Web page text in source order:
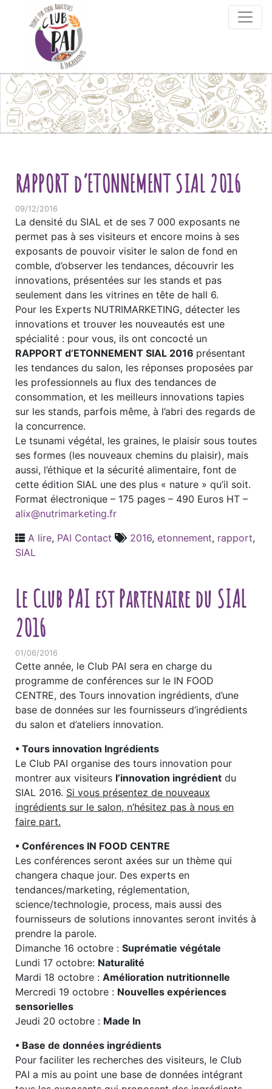
Skip to content
RAPPORT d’ETONNEMENT SIAL 2016
09/12/2016
La densité du SIAL et de ses 7 000 exposants ne
permet pas à ses visiteurs et encore moins à ses
exposants de pouvoir visiter le salon de fond en
comble, d’observer les tendances, découvrir les
innovations, présentées sur les stands et pas
seulement dans les vitrines en tête de hall 6.
Pour les Experts NUTRIMARKETING, détecter les
innovations et trouver les nouveautés est une
spécialité : pour vous, ils ont concocté un
RAPPORT d’ETONNEMENT SIAL 2016 présentant
les tendances du salon, les réponses proposées par
les professionnels au flux des tendances de
consommation, et les meilleurs innovations tapies
sur les stands, parfois même, à l’abri des regards de
la concurrence.
Le tsunami végétal, les graines, le plaisir sous toutes
ses formes (les nouveaux chemins du plaisir), mais
aussi, l’éthique et la sécurité alimentaire, font de
cette édition SIAL une des plus « nature » qu’il soit.
Format électronique – 175 pages – 490 Euros HT –
alix@nutrimarketing.fr
A lire, PAI Contact 2016, etonnement, rapport,
SIAL
Le Club PAI est Partenaire du SIAL
2016
01/06/2016
Cette année, le Club PAI sera en charge du
programme de conférences sur le IN FOOD
CENTRE, des Tours innovation ingrédients, d’une
base de données sur les fournisseurs d’ingrédients
du salon et d’ateliers innovation.
• Tours innovation Ingrédients
Le Club PAI organise des tours innovation pour
montrer aux visiteurs l’innovation ingrédient du
SIAL 2016. Si vous présentez de nouveaux
ingrédients sur le salon, n’hésitez pas à nous en
faire part.
• Conférences IN FOOD CENTRE
Les conférences seront axées sur un thème qui
changera chaque jour. Des experts en
tendances/marketing, réglementation,
science/technologie, process, mais aussi des
fournisseurs de solutions innovantes seront invités à
prendre la parole.
Dimanche 16 octobre : Suprématie végétale
Lundi 17 octobre: Naturalité
Mardi 18 octobre : Amélioration nutritionnelle
Mercredi 19 octobre : Nouvelles expériences
sensorielles
Jeudi 20 octobre : Made In
• Base de données ingrédients
Pour faciliter les recherches des visiteurs, le Club
PAI a mis au point une base de données intégrant